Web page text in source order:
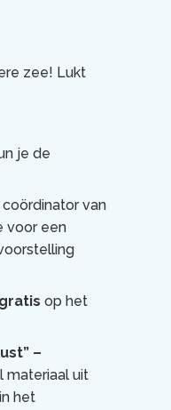
zee! Lukt
je de
coördinator van
voor een
gratis op het
–
materiaal uit
het